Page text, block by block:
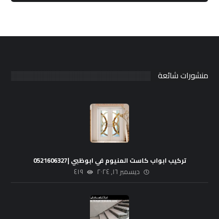
منشورات شائعة
تركيب ابواب كاست المنيوم في ابوظبي |0521606327
ديسمبر ١٦, ٢٠٢٤ ٤١٩